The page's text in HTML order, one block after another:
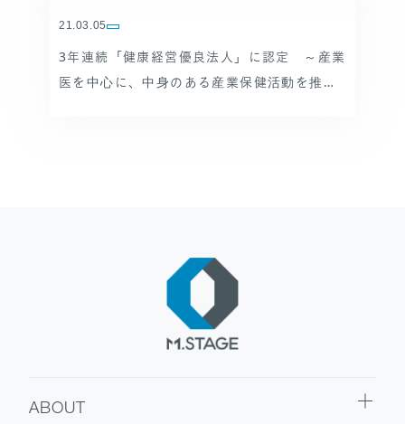
21.03.05
3年連続「健康経営優良法人」に認定 ～産業
医を中心に、中身のある産業保健活動を推進
ABOUT